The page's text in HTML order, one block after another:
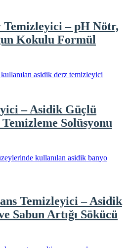
– pH Nötr,
Kokulu Formül
– Asidik Güçlü
Solüsyonu
Temizleyici – Asidik
Sabun Artığı Sökücü